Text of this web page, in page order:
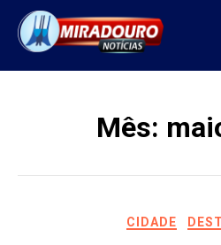
content
Mês:
CIDADE